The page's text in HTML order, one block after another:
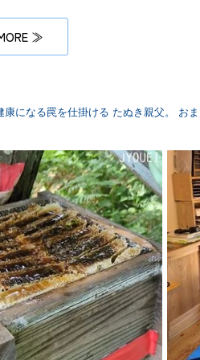
≫
康になる罠を仕掛ける たぬき親父。 お